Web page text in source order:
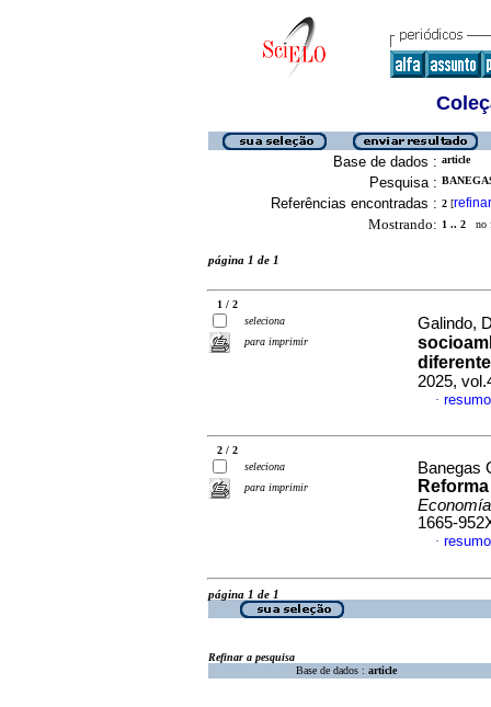
Base de dados : article
Pesquisa :
Referências encontradas : 2 [refinar
Mostrando: 1 .. 2 no
página 1 de 1
1 / 2
seleciona
para imprimir
Galindo,
2025,
·
2 / 2
seleciona
para imprimir
Banegas
1665-
·
página 1 de 1
Refinar a pesquisa
Base de dados : article